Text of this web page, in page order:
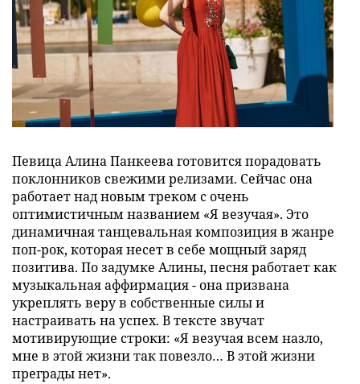
Певица Алина Панкеева готовится порадовать
поклонников свежими релизами. Сейчас она
работает над новым треком с очень
оптимистичным названием «Я везучая». Это
динамичная танцевальная композиция в жанре
поп-рок, которая несет в себе мощный заряд
позитива. По задумке Алины, песня работает как
музыкальная аффирмация - она призвана
укреплять веру в собственные силы и
настраивать на успех. В тексте звучат
мотивирующие строки: «Я везучая всем назло,
мне в этой жизни так повезло… В этой жизни
преграды нет».